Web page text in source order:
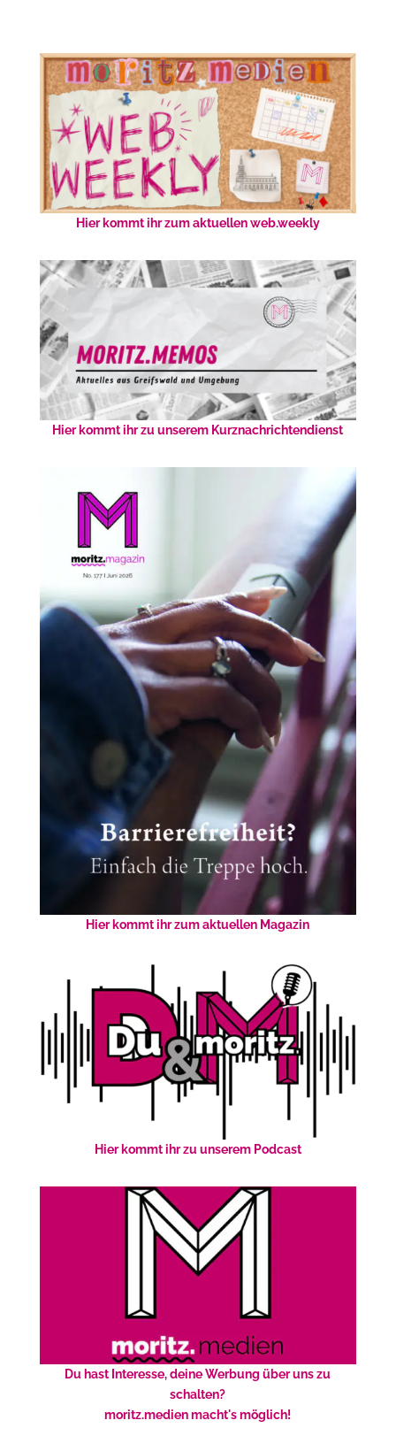
Hier kommt ihr zum aktuellen web.weekly
Hier kommt ihr zu unserem Kurznachrichtendienst
Hier kommt ihr zum aktuellen Magazin
Hier kommt ihr zu unserem Podcast
Du hast Interesse, deine Werbung über uns zu
schalten?
moritz.medien macht's möglich!